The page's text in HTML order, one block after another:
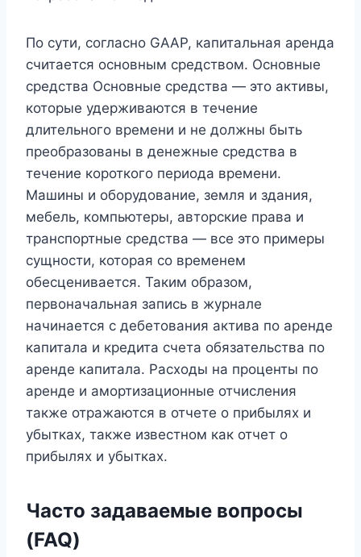
По сути, согласно GAAP, капитальная аренда
считается основным средством. Основные
средства Основные средства — это активы,
которые удерживаются в течение
длительного времени и не должны быть
преобразованы в денежные средства в
течение короткого периода времени.
Машины и оборудование, земля и здания,
мебель, компьютеры, авторские права и
транспортные средства — все это примеры
сущности, которая со временем
обесценивается. Таким образом,
первоначальная запись в журнале
начинается с дебетования актива по аренде
капитала и кредита счета обязательства по
аренде капитала. Расходы на проценты по
аренде и амортизационные отчисления
также отражаются в отчете о прибылях и
убытках, также известном как отчет о
прибылях и убытках.
Часто задаваемые вопросы
(FAQ)